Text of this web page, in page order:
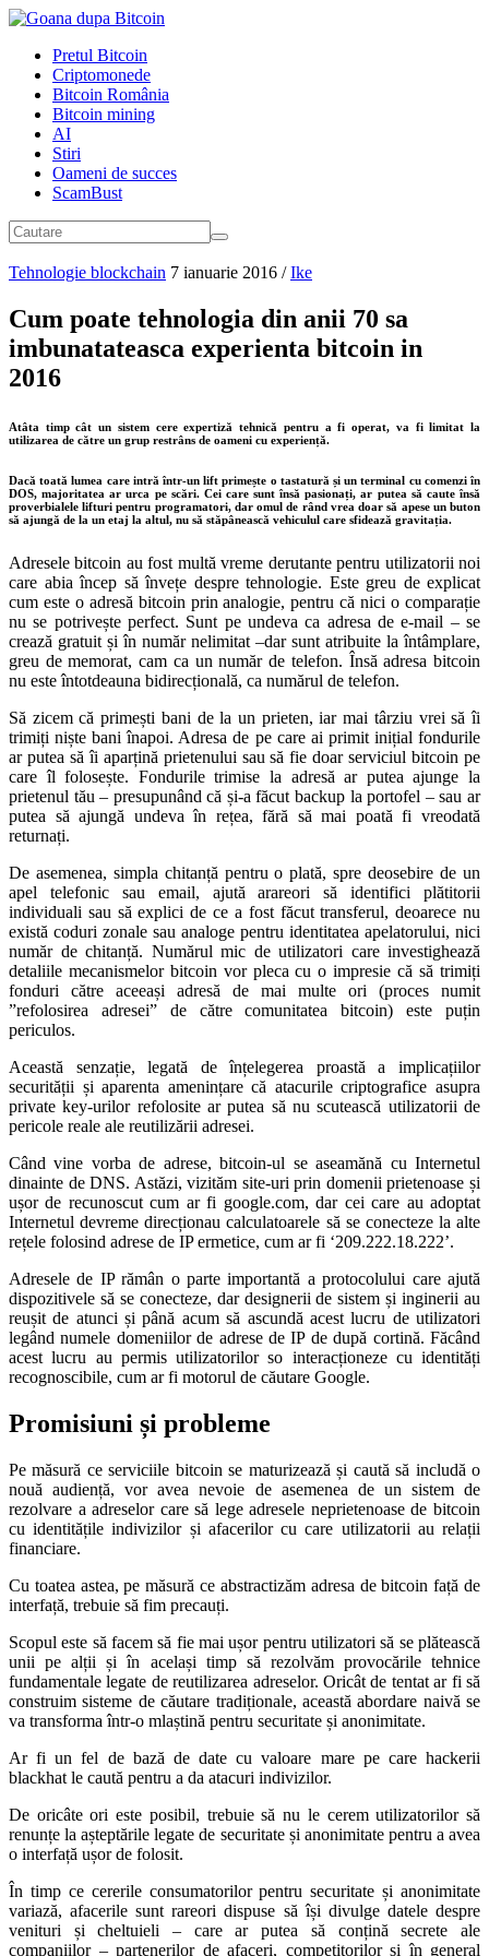
Pretul Bitcoin
Criptomonede
Bitcoin România
Bitcoin mining
AI
Stiri
Oameni de succes
ScamBust
Tehnologie blockchain 7 ianuarie 2016 / Ike
Cum poate tehnologia din anii 70 sa
imbunatateasca experienta bitcoin in
2016
Atâta timp cât un sistem cere expertiză tehnică pentru a fi operat, va fi limitat la
utilizarea de către un grup restrâns de oameni cu experiență.
Dacă toată lumea care intră într-un lift primește o tastatură și un terminal cu comenzi în
DOS, majoritatea ar urca pe scări. Cei care sunt însă pasionați, ar putea să caute însă
proverbialele lifturi pentru programatori, dar omul de rând vrea doar să apese un buton
să ajungă de la un etaj la altul, nu să stăpânească vehiculul care sfidează gravitația.
Adresele bitcoin au fost multă vreme derutante pentru utilizatorii noi
care abia încep să învețe despre tehnologie. Este greu de explicat
cum este o adresă bitcoin prin analogie, pentru că nici o comparație
nu se potrivește perfect. Sunt pe undeva ca adresa de e-mail – se
crează gratuit și în număr nelimitat –dar sunt atribuite la întâmplare,
greu de memorat, cam ca un număr de telefon. Însă adresa bitcoin
nu este întotdeauna bidirecțională, ca numărul de telefon.
Să zicem că primești bani de la un prieten, iar mai târziu vrei să îi
trimiți niște bani înapoi. Adresa de pe care ai primit inițial fondurile
ar putea să îi aparțină prietenului sau să fie doar serviciul bitcoin pe
care îl folosește. Fondurile trimise la adresă ar putea ajunge la
prietenul tău – presupunând că și-a făcut backup la portofel – sau ar
putea să ajungă undeva în rețea, fără să mai poată fi vreodată
returnați.
De asemenea, simpla chitanță pentru o plată, spre deosebire de un
apel telefonic sau email, ajută arareori să identifici plătitorii
individuali sau să explici de ce a fost făcut transferul, deoarece nu
există coduri zonale sau analoge pentru identitatea apelatorului, nici
număr de chitanță. Numărul mic de utilizatori care investighează
detaliile mecanismelor bitcoin vor pleca cu o impresie că să trimiți
fonduri către aceeași adresă de mai multe ori (proces numit
”refolosirea adresei” de către comunitatea bitcoin) este puțin
periculos.
Această senzație, legată de înțelegerea proastă a implicațiilor
securității și aparenta amenințare că atacurile criptografice asupra
private key-urilor refolosite ar putea să nu scutească utilizatorii de
pericole reale ale reutilizării adresei.
Când vine vorba de adrese, bitcoin-ul se aseamănă cu Internetul
dinainte de DNS. Astăzi, vizităm site-uri prin domenii prietenoase și
ușor de recunoscut cum ar fi google.com, dar cei care au adoptat
Internetul devreme direcționau calculatoarele să se conecteze la alte
rețele folosind adrese de IP ermetice, cum ar fi ‘209.222.18.222’.
Adresele de IP rămân o parte importantă a protocolului care ajută
dispozitivele să se conecteze, dar designerii de sistem și inginerii au
reușit de atunci și până acum să ascundă acest lucru de utilizatori
legând numele domeniilor de adrese de IP de după cortină. Făcând
acest lucru au permis utilizatorilor so interacționeze cu identități
recognoscibile, cum ar fi motorul de căutare Google.
Promisiuni și probleme
Pe măsură ce serviciile bitcoin se maturizează și caută să includă o
nouă audiență, vor avea nevoie de asemenea de un sistem de
rezolvare a adreselor care să lege adresele neprietenoase de bitcoin
cu identitățile indivizilor și afacerilor cu care utilizatorii au relații
financiare.
Cu toatea astea, pe măsură ce abstractizăm adresa de bitcoin față de
interfață, trebuie să fim precauți.
Scopul este să facem să fie mai ușor pentru utilizatori să se plătească
unii pe alții și în același timp să rezolvăm provocările tehnice
fundamentale legate de reutilizarea adreselor. Oricât de tentat ar fi să
construim sisteme de căutare tradiționale, această abordare naivă se
va transforma într-o mlaștină pentru securitate și anonimitate.
Ar fi un fel de bază de date cu valoare mare pe care hackerii
blackhat le caută pentru a da atacuri indivizilor.
De oricâte ori este posibil, trebuie să nu le cerem utilizatorilor să
renunțe la așteptările legate de securitate și anonimitate pentru a avea
o interfață ușor de folosit.
În timp ce cererile consumatorilor pentru securitate și anonimitate
variază, afacerile sunt rareori dispuse să își divulge datele despre
venituri și cheltuieli – care ar putea să conțină secrete ale
companiilor – partenerilor de afaceri, competitorilor și în general